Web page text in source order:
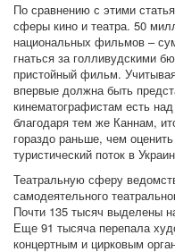
По сравнению с этими
сферы кино и театра. 50
национальных фильмов –
гнаться за голливудскими
пристойный фильм.
впервые должна быть
кинематографистам есть
благодаря тем же Каннам,
гораздо раньше, чем
туристический поток в
Театральную сферу
самодеятельного
Почти 135 тысяч выделены
Еще 91 тысяча перепала
концертным и цирковым